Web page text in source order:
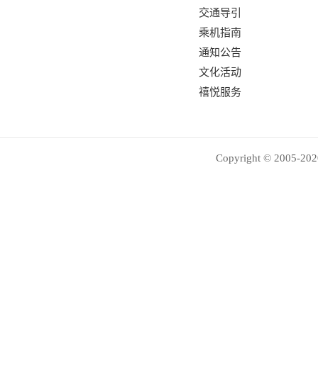
交通导引
乘机指南
通知公告
文化活动
禧悦服务
Copyright © 2005-